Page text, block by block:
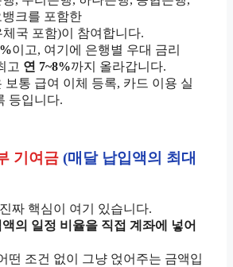
크를 포함한
체국 포함)이 참여합니다.
이고, 여기에 은행별 우대 금리
고 연 7~8%까지 올라갑니다.
보통 급여 이체 등록, 카드 이용 실
등입니다.
기여금 (매달 납입액의 최대
짜 핵심이 여기 있습니다.
의 일정 비율을 직접 계좌에 넣어
떤 조건 없이 그냥 얹어주는 금액입